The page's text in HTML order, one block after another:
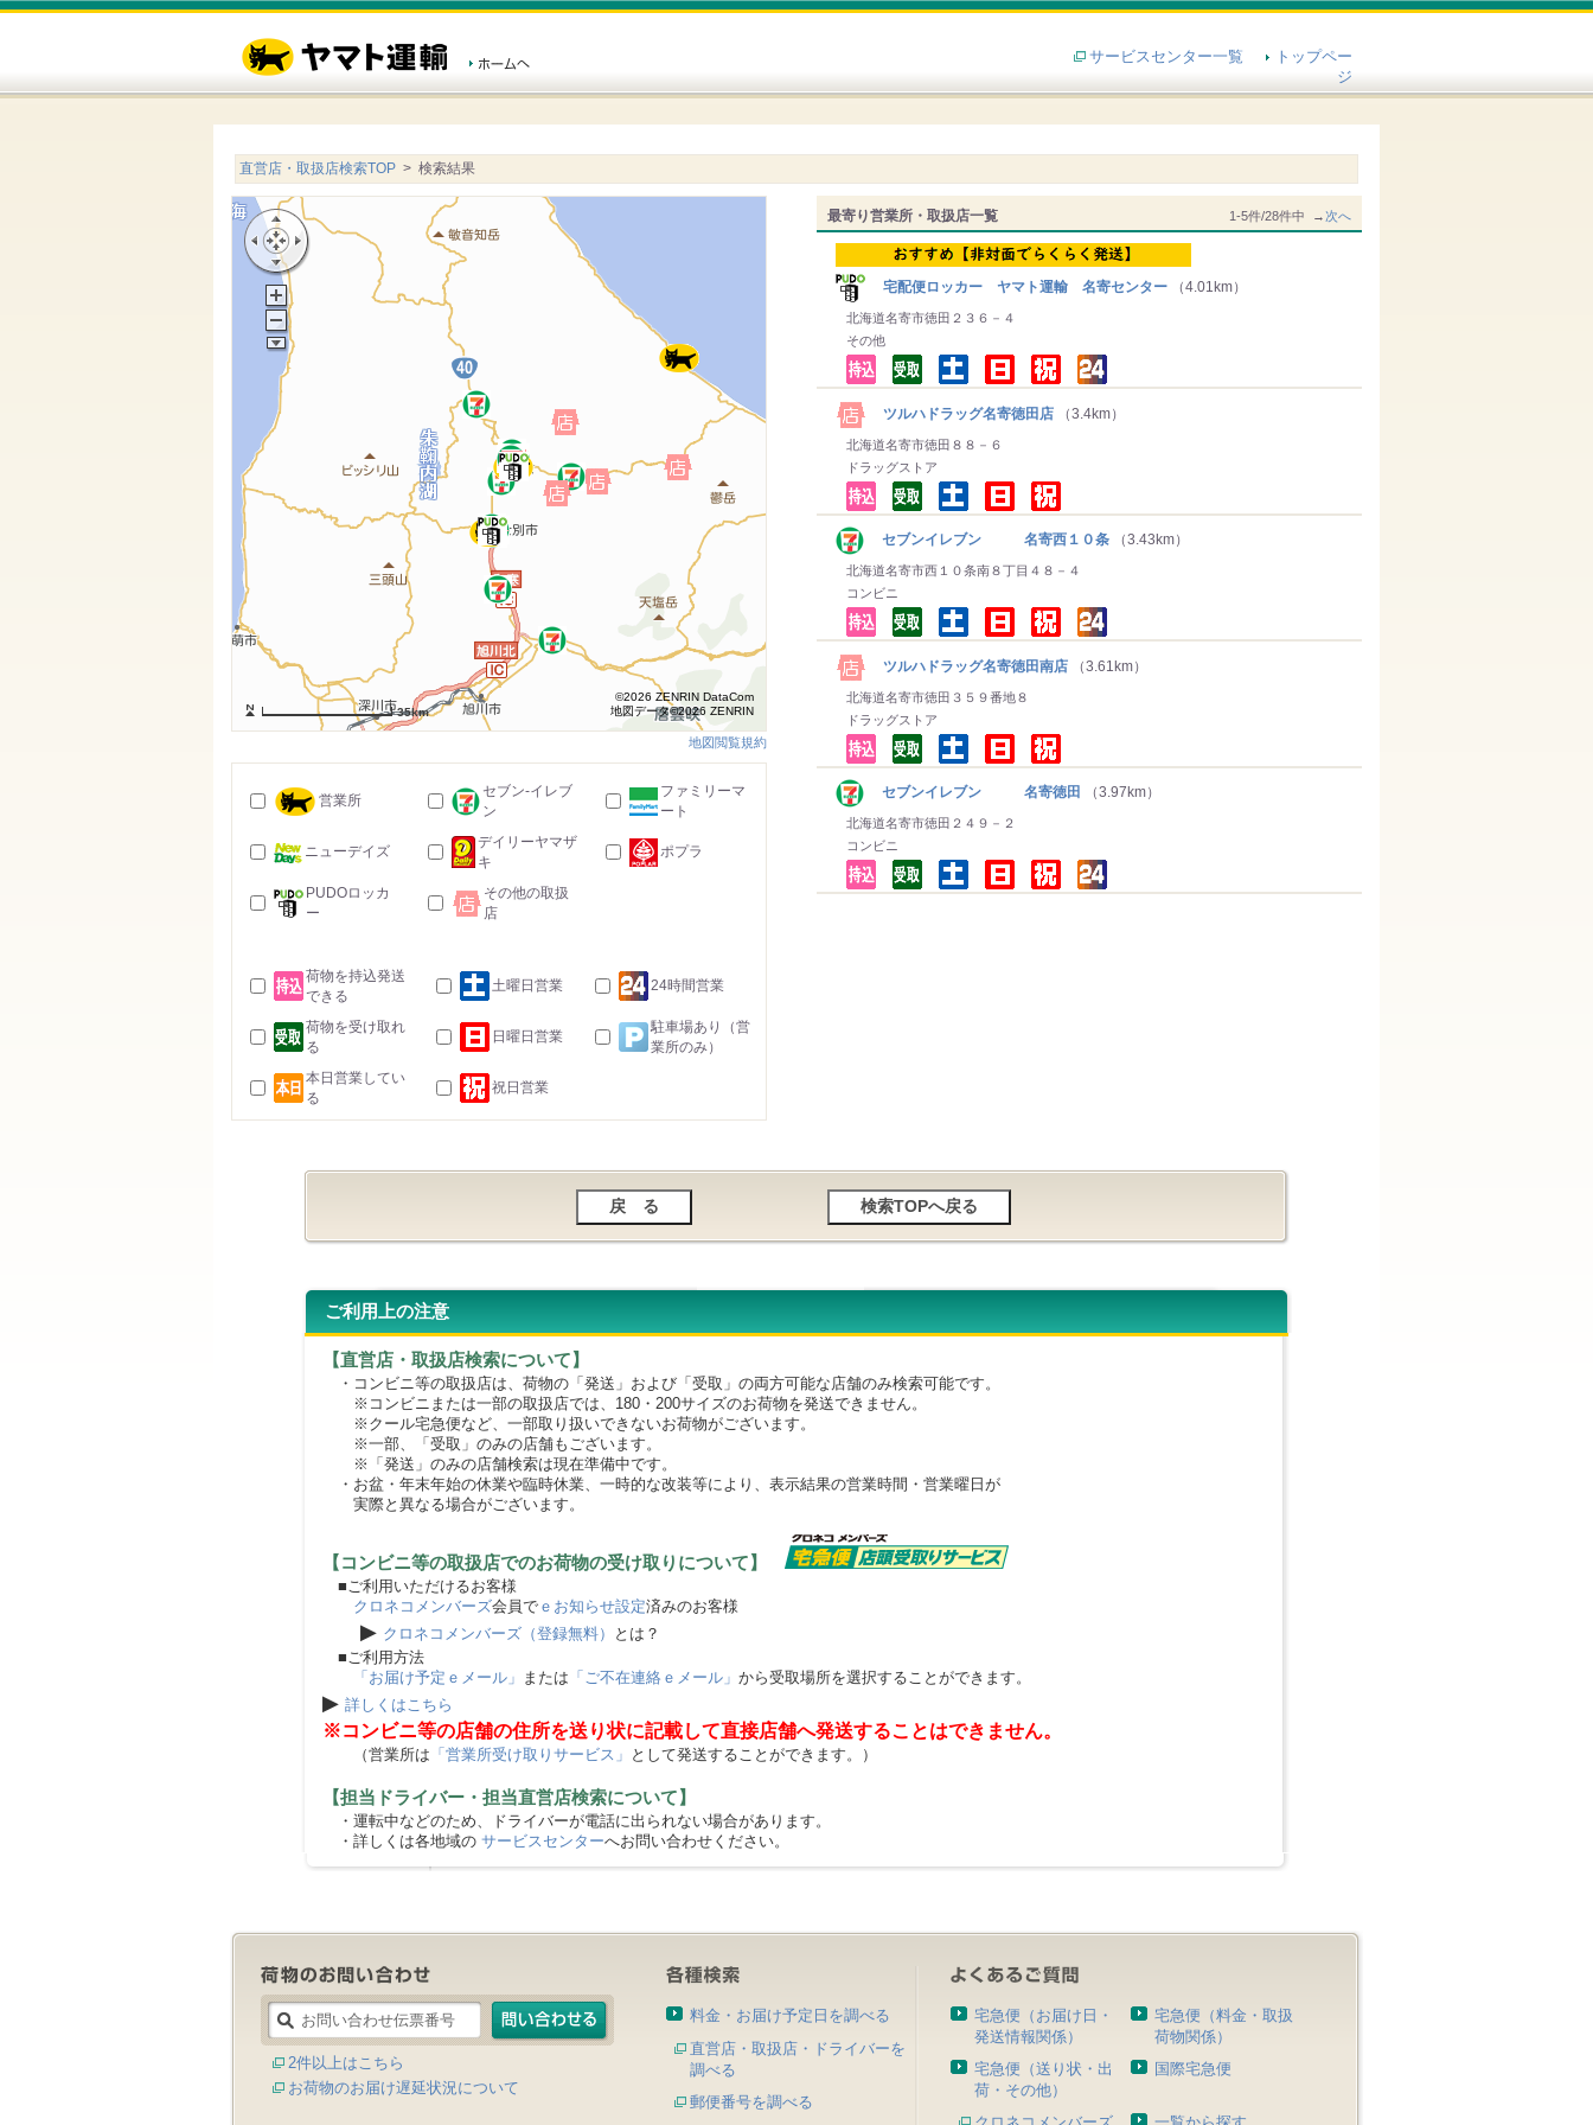
サービスセンター一覧
トップペー
ジ
直営店・取扱店検索TOP > 検索結果
最寄り営業所・取扱店一覧 1-5件/28件中 →次へ
宅配便ロッカー ヤマト運輸 名寄センター （4.01km）
北海道名寄市徳田２３６－４
その他
ツルハドラッグ名寄徳田店 （3.4km）
北海道名寄市徳田８８－６
ドラッグストア
セブンイレブン 名寄西１０条 （3.43km）
北海道名寄市西１０条南８丁目４８－４
コンビニ
ツルハドラッグ名寄徳田南店 （3.61km）
北海道名寄市徳田３５９番地８
ドラッグストア
セブンイレブン 名寄徳田 （3.97km）
北海道名寄市徳田２４９－２
コンビニ
35km
©2026 ZENRIN DataCom
地図データ©2026 ZENRIN
地図閲覧規約
営業所
セブン-イレブ
ン
ファミリーマ
ート
ニューデイズ
デイリーヤマザ
キ
ポプラ
PUDOロッカ
ー
その他の取扱
店
荷物を持込発送
できる
土曜日営業 24時間営業
荷物を受け取れ
る
日曜日営業
駐車場あり（営
業所のみ）
本日営業してい
る
祝日営業
ご利用上の注意
【直営店・取扱店検索について】
・コンビニ等の取扱店は、荷物の「発送」および「受取」の両方可能な店舗のみ検索可能です。
※コンビニまたは一部の取扱店では、180・200サイズのお荷物を発送できません。
※クール宅急便など、一部取り扱いできないお荷物がございます。
※一部、「受取」のみの店舗もございます。
※「発送」のみの店舗検索は現在準備中です。
・お盆・年末年始の休業や臨時休業、一時的な改装等により、表示結果の営業時間・営業曜日が
実際と異なる場合がございます。
【コンビニ等の取扱店でのお荷物の受け取りについて】
■ご利用いただけるお客様
クロネコメンバーズ会員で ｅお知らせ設定済みのお客様
▶ クロネコメンバーズ（登録無料）
とは？
■ご利用方法
「お届け予定ｅメール」 または 「ご不在連絡ｅメール」 から受取場所を選択することができます。
▶ 詳しくはこちら
※コンビニ等の店舗の住所を送り状に記載して直接店舗へ発送することはできません。
（営業所は 「営業所受け取りサービス」 として発送することができます。）
【担当ドライバー・担当直営店検索について】
・運転中などのため、ドライバーが電話に出られない場合があります。
・詳しくは各地域の サービスセンターへお問い合わせください。
2件以上はこちら
お荷物のお届け遅延状況について
料金・お届け予定日を調べる
直営店・取扱店・ドライバーを
調べる
郵便番号を調べる
宅急便（お届け日・
発送情報関係）
宅急便（料金・取扱
荷物関係）
宅急便（送り状・出
荷・その他）
国際宅急便